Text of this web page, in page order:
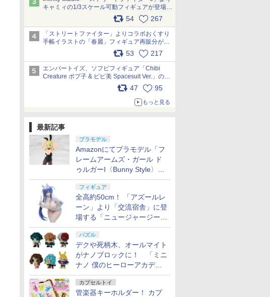
キャミィの1/3スケール可動フィギュアが登場
54 267
「ストリートファイター」よりコラボおくすり
手帳イラストの「春麗」フィギュア再販分が本
日出荷開始 pic.x.com/toUc1MHr41
53 217
エンバートイズ、ソフビフィギュア「Chibi
Creature ポプ子 & ピピ美 Spacesuit Ver.」の発
売中止を発表 pic.x.com/Ri45iFeYjn
47 95
もっと見る
最新記事
プラモデル
Amazonにてプラモデル「フ
レームアームズ・ガール ド
ゥルガーI〈Bunny Style〉」
が予約受付再開！
フィギュア
全高約50cm！ 「アズールレ
ーン」より「交流宿舎」に登
場する「ニュージャージー」
が1/3スケールフィギュアで
登場
パズル
デクや死柄木、オールマイト
がナノブロックに！ 「ミニ
ナノ 僕のヒーローアカデミ
ア」9月再販
カプセルトイ
管楽器キーホルダー！ カプ